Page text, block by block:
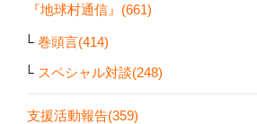
『地球村通信』(661)
巻頭言(414)
スペシャル対談(248)
支援活動報告(359)